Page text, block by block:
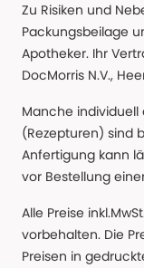
Zu Risiken und
Packungsbeilage
Apotheker. Ihr
DocMorris N.V.,
Manche
(Rezepturen) sind
Anfertigung kann
vor Bestellung
Alle Preise
vorbehalten. Die
Preisen in